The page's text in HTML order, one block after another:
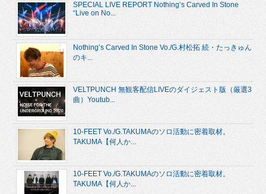
SPECIAL LIVE REPORT Nothing’s Carved In Stone
“Live on No...
Nothing’s Carved In Stone Vo./G.村松拓 続・たっきゅん
のキ...
VELTPUNCH 無観客配信LIVEのダイジェスト版（厳選3
曲）Youtub...
10-FEET Vo./G.TAKUMAのソロ活動に密着取材。
TAKUMA【何人か...
10-FEET Vo./G.TAKUMAのソロ活動に密着取材。
TAKUMA【何人か...